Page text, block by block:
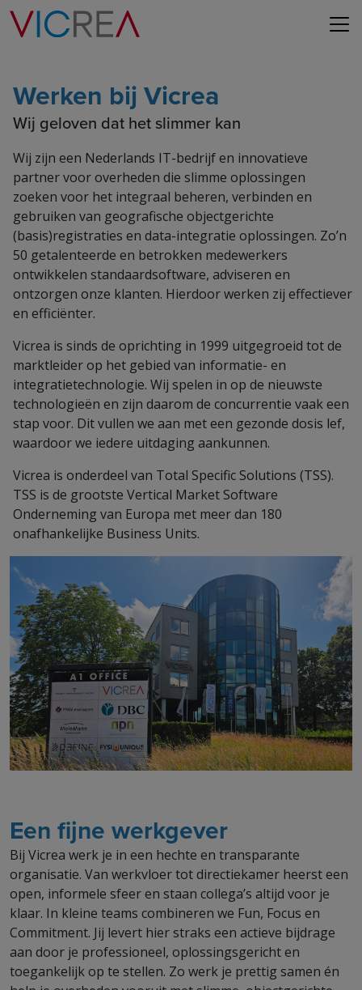
Werken bij Vicrea
Wij geloven dat het slimmer kan
Wij zijn een Nederlands IT-bedrijf en innovatieve
partner voor overheden die slimme oplossingen
zoeken voor het integraal beheren, verbinden en
gebruiken van geografische objectgerichte
(basis)registraties en data-integratie oplossingen. Zo’n
50 getalenteerde en betrokken medewerkers
ontwikkelen standaardsoftware, adviseren en
ontzorgen onze klanten. Hierdoor werken zij effectiever
en efficiënter.
Vicrea is sinds de oprichting in 1999 uitgegroeid tot de
marktleider op het gebied van informatie- en
integratietechnologie. Wij spelen in op de nieuwste
technologieën en zijn daarom de concurrentie vaak een
stap voor. Dit vullen we aan met een gezonde dosis lef,
waardoor we iedere uitdaging aankunnen.
Vicrea is onderdeel van Total Specific Solutions (TSS).
TSS is de grootste Vertical Market Software
Onderneming van Europa met meer dan 180
onafhankelijke Business Units.
Een fijne werkgever
Bij Vicrea werk je in een hechte en transparante
organisatie. Van werkvloer tot directiekamer heerst een
open, informele sfeer en staan collega’s altijd voor je
klaar. In kleine teams combineren we Fun, Focus en
Commitment. Jij levert hier straks een actieve bijdrage
aan door je professioneel, oplossingsgericht en
toegankelijk op te stellen. Zo werk je prettig samen én